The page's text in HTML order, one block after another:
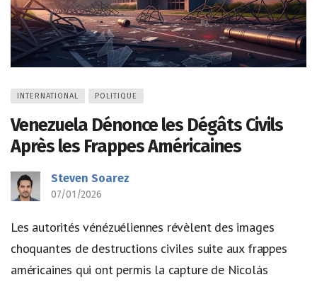
INTERNATIONAL POLITIQUE
Venezuela Dénonce les Dégâts Civils
Après les Frappes Américaines
Steven Soarez
07/01/2026
Les autorités vénézuéliennes révèlent des images
choquantes de destructions civiles suite aux frappes
américaines qui ont permis la capture de Nicolás